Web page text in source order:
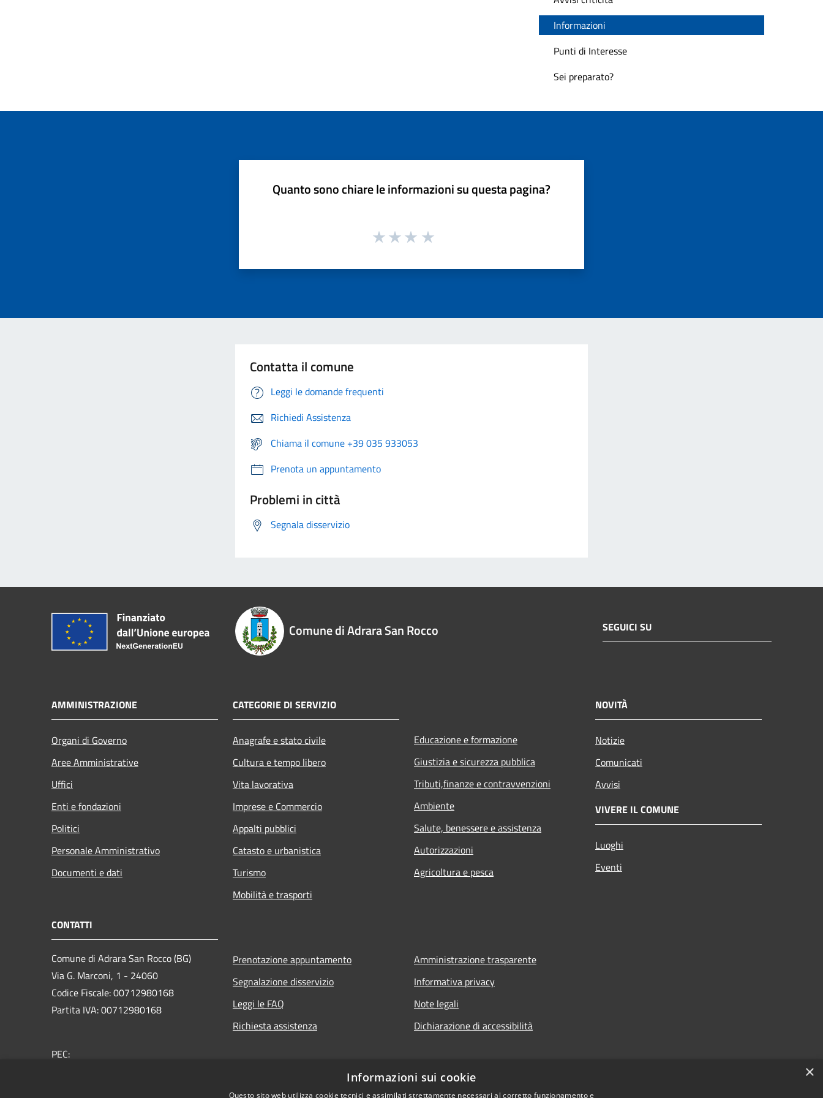
Informazioni
Punti di Interesse
Sei preparato?
Quanto sono chiare le informazioni su questa pagina?
Contatta il comune
Leggi le domande frequenti
Richiedi Assistenza
Chiama il comune +39 035 933053
Prenota un appuntamento
Problemi in città
Segnala disservizio
Comune di Adrara San Rocco SEGUICI SU
AMMINISTRAZIONE
Organi di Governo
Aree Amministrative
Uffici
Enti e fondazioni
Politici
Personale Amministrativo
Documenti e dati
CATEGORIE DI SERVIZIO
Anagrafe e stato civile
Cultura e tempo libero
Vita lavorativa
Imprese e Commercio
Appalti pubblici
Catasto e urbanistica
Turismo
Mobilità e trasporti
Educazione e formazione
Giustizia e sicurezza pubblica
Tributi,finanze e contravvenzioni
Ambiente
Salute, benessere e assistenza
Autorizzazioni
Agricoltura e pesca
NOVITÀ
Notizie
Comunicati
Avvisi
VIVERE IL COMUNE
Luoghi
Eventi
CONTATTI
Comune di Adrara San Rocco (BG)
Via G. Marconi, 1 - 24060
Codice Fiscale: 00712980168
Partita IVA: 00712980168
PEC:
Prenotazione appuntamento
Segnalazione disservizio
Leggi le FAQ
Richiesta assistenza
Amministrazione trasparente
Informativa privacy
Note legali
Dichiarazione di accessibilità
×
Informazioni sui cookie
Questo sito web utilizza cookie tecnici e assimilati strettamente necessari al corretto funzionamento e